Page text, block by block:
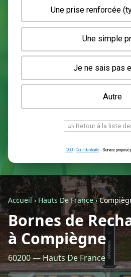
Une wallbox
Une wallbox en
Une prise
Une
Je ne
Retour à
CGU-Confidentialité-
Accueil› Hauts De France›
Bornes de
à Compiègne
60200 — Hauts De France